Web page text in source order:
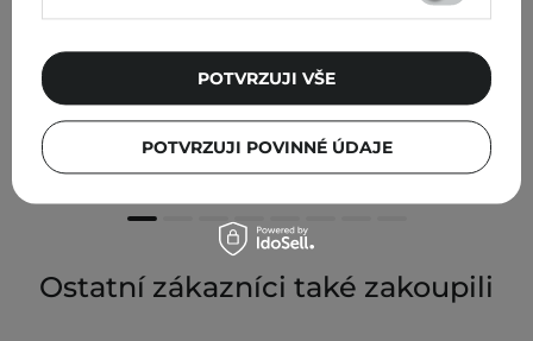
Bosphaera - Zelený jíl - 100g
86,00 Kč
Ostatní zákazníci také zakoupili
POTVRZUJI POVINNÉ ÚDAJE
POTVRZUJI VŠE